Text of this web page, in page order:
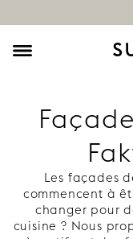
Les façades
commencent à
changer pour
cuisine ? Nous